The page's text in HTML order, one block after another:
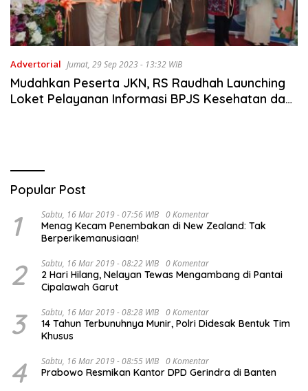
Advertorial Jumat, 29 Sep 2023 - 13:32 WIB
Mudahkan Peserta JKN, RS Raudhah Launching
Loket Pelayanan Informasi BPJS Kesehatan dan
Popular Post
1 Sabtu, 16 Mar 2019 - 07:56 WIB 0 Komentar
Menag Kecam Penembakan di New Zealand: Tak
Berperikemanusiaan!
2 Sabtu, 16 Mar 2019 - 08:22 WIB 0 Komentar
2 Hari Hilang, Nelayan Tewas Mengambang di Pantai
Cipalawah Garut
3 Sabtu, 16 Mar 2019 - 08:28 WIB 0 Komentar
14 Tahun Terbunuhnya Munir, Polri Didesak Bentuk Tim
Khusus
4 Sabtu, 16 Mar 2019 - 08:55 WIB 0 Komentar
Prabowo Resmikan Kantor DPD Gerindra di Banten